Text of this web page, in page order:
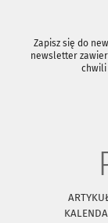
Zapisz się do
newsletter
chwili